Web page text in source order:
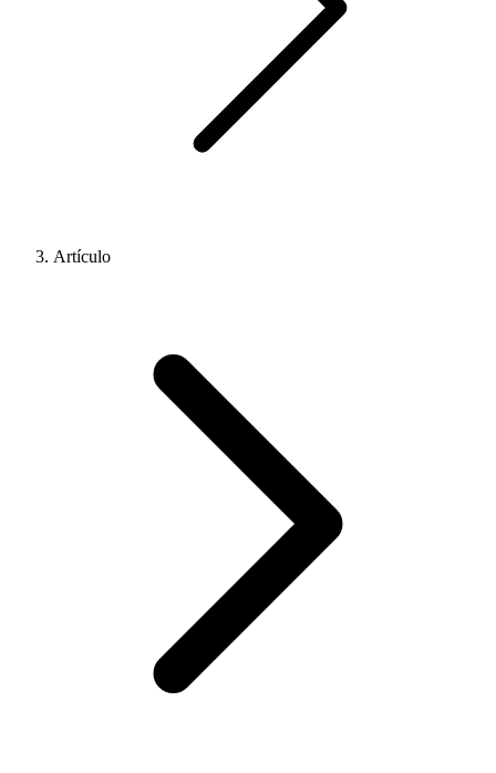
Artículo